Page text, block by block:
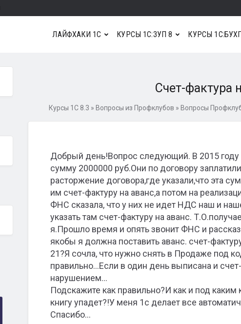
ЛАЙФХАКИ 1С КУРСЫ 1С:ЗУП 8 КУРСЫ
Счет-фактура
Курсы 1С 8.3 » Вопросы из Профклубов » Вопросы
Добрый день!Вопрос следующий. В 2015
сумму 2000000 руб.Они по договору
расторжение договора,где указали,что эта
им счет-фактуру на аванс,а потом на
ФНС сказала, что у них не идет НДС наш и
указать там счет-фактуру на аванс.
я.Прошло время и опять звонит ФНС и
якобы я должна поставить аванс. счет-
21?Я сочла, что нужно снять в Продаже под
правильно…Если в один день выписана и
нарушением…
Подскажите как правильно?И как и под
книгу упадет?!У меня 1с делает все
Спасибо…